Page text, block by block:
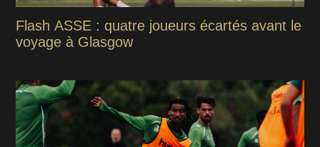
Flash ASSE : quatre joueurs écartés avant le
voyage à Glasgow